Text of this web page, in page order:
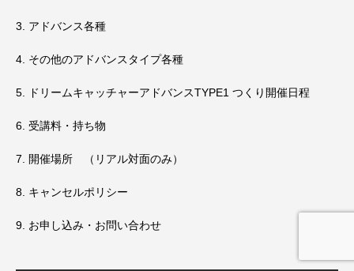
3. アドバンス各種
4. その他のアドバンスタイプ各種
5. ドリームキャッチャーアドバンスTYPE1 つくり開催日程
6. 受講料・持ち物
7. 開催場所 （リアル対面のみ）
8. キャンセルポリシー
9. お申し込み・お問い合わせ
ご予約状況